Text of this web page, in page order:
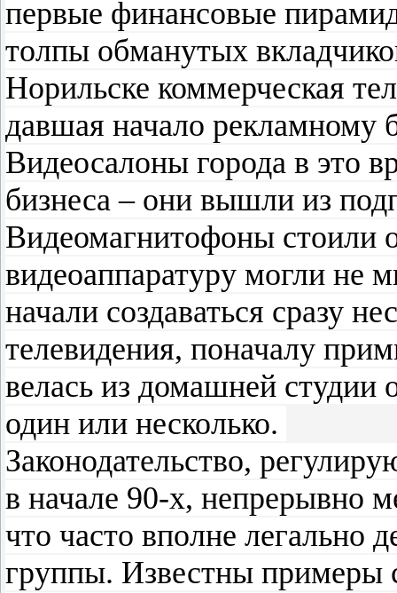
первые финансовые
толпы обманутых
Норильске коммерческая
давшая начало рекламному
Видеосалоны города в это
бизнеса – они вышли из
Видеомагнитофоны стоили
видеоаппаратуру могли не
начали создаваться сразу
телевидения, поначалу
велась из домашней студии
один или несколько.
Законодательство,
в начале 90-х, непрерывно
что часто вполне легально
группы. Известны примеры